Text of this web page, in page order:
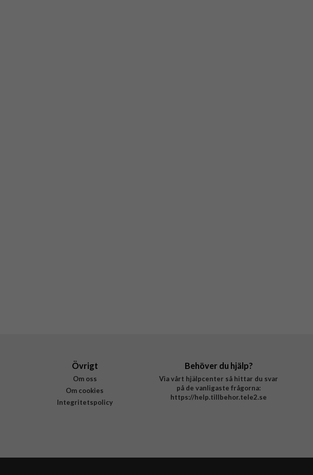
Övrigt
Om oss
Om cookies
Integritetspolicy
Behöver du hjälp?
Via vårt hjälpcenter så hittar du svar
på de vanligaste frågorna:
https://help.tillbehor.tele2.se